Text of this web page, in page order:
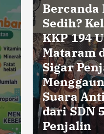
Sedih?
KKP 194
Mataram
Sigar
Suara
dari SDN
Penjalin